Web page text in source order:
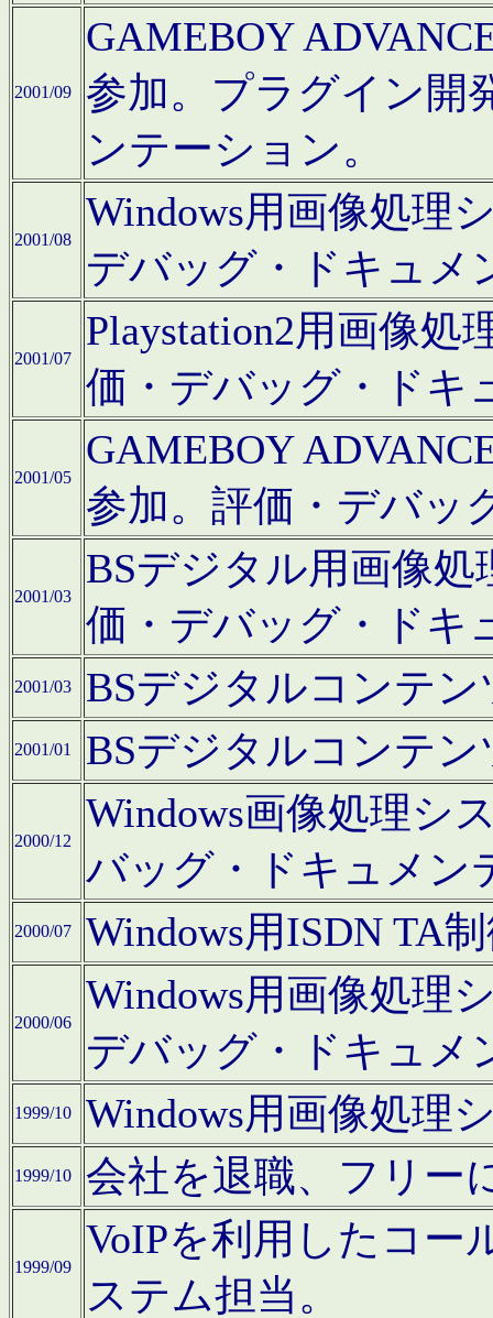
2001/09
GAMEBOY
参加。プラグイン開
ンテーション。
2001/08
Windows用画像処理
デバッグ・ドキュメ
2001/07
Playstation2用画像
価・デバッグ・ドキ
2001/05
GAMEBOY
参加。評価・デバッ
2001/03
BSデジタル用画像
価・デバッグ・ドキ
2001/03 BSデジタルコンテ
2001/01 BSデジタルコンテ
2000/12
Windows画像処理シ
バッグ・ドキュメン
2000/07 Windows用ISDN TA
2000/06
Windows用画像処理
デバッグ・ドキュメ
1999/10 Windows用画像処理
1999/10 会社を退職、フリー
1999/09
VoIPを利用したコー
ステム担当。